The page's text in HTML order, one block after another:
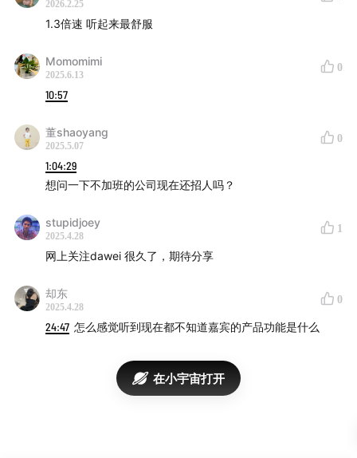
03:12Dawei 的创业经历及早期投资经验教训
11:06构建体系化投资决策系统及对其他投资方法的反思
17:25开发自动化交易策略及选择指数交易的原因
23:57 从 Excel 工具到测影产品的演变及核心功能介绍
33:03测影产品的未来规划及对投资理念的探讨
41:26
1:00:07 开发策引的经验分享、AI 工具的选择及对自动
1:13:25推荐
2026.2.25
1.3倍速 听起来最舒服
Momomimi
2025.6.13
0
10:57
董shaoyang
2025.5.07
0
1:04:29
想问一下不加班的公司现在还招人吗？
stupidjoey
2025.4.28
1
网上关注dawei 很久了，期待分享
却东
2025.4.28
0
24:47 怎么感觉听到现在都不知道嘉宾的产品功能是什么
在小宇宙打开